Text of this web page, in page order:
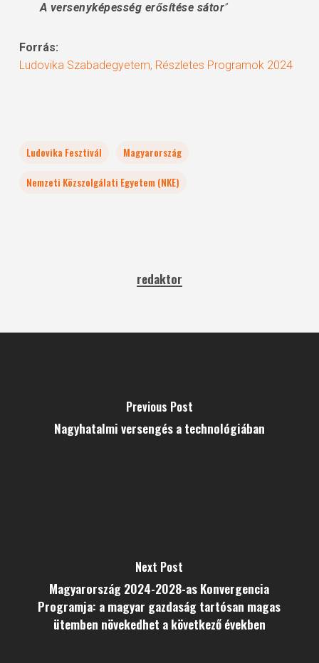
A versenyképesség erősítése sátor”
Forrás:
Ludovika Szabadegyetem, Részletes Programok 2024
Ludovika Fesztivál
Magyarország
Nemzeti Közszolgálati Egyetem (NKE)
redaktor
Previous Post
Nagyhatalmi versengés a technológiában
Next Post
Magyarország 2024-2028-as Konvergencia
Programja: a magyar gazdaság tartósan magas
ütemben növekedhet a következő években